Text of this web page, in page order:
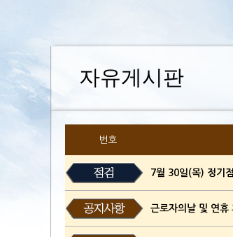
자유게시판
번호
7월 30일(목) 정기
근로자의날 및 연